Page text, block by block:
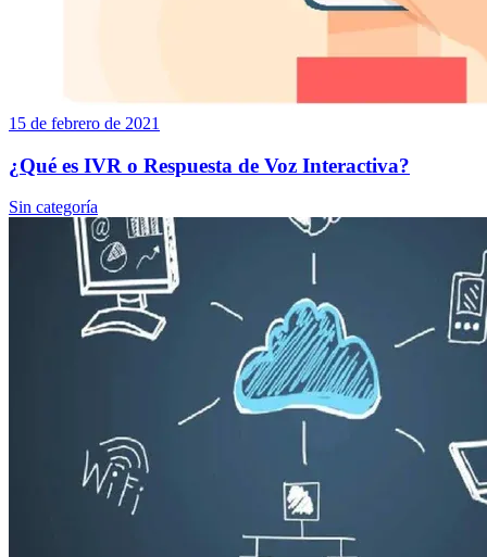
15 de febrero de 2021
¿Qué es IVR o Respuesta de Voz Interactiva?
Sin categoría